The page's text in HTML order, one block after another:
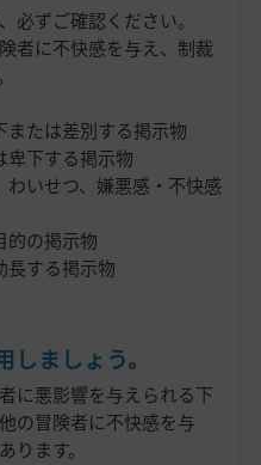
必ずご確認ください。
者に不快感を与え、制裁
または差別する掲示物
卑下する掲示物
いせつ、嫌悪感・不快感
的の掲示物
長する掲示物
ましょう。
に悪影響を与えられる下
の冒険者に不快感を与
ります。